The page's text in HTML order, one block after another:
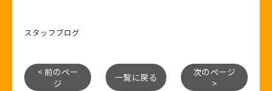
スタッフブログ
< 前のペー
ジ
一覧に戻る
次のページ
>